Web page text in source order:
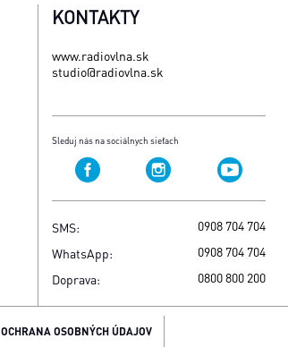
KONTAKTY
www.radiovlna.sk
studio@radiovlna.sk
Sleduj nás na sociálnych sieťach
SMS:
0908 704 704
WhatsApp:
0908 704 704
Doprava:
0800 800 200
OCHRANA OSOBNÝCH ÚDAJOV